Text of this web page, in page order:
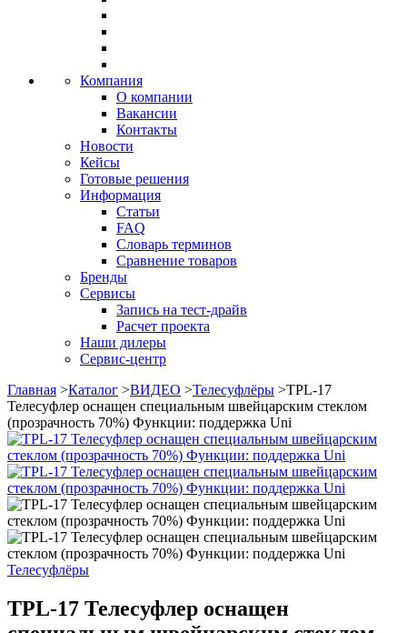
Компания
О компании
Вакансии
Контакты
Новости
Кейсы
Готовые решения
Информация
Статьи
FAQ
Словарь терминов
Сравнение товаров
Бренды
Сервисы
Запись на тест-драйв
Расчет проекта
Наши дилеры
Сервис-центр
Главная >Каталог >ВИДЕО >Телесуфлёры >TPL-17
Телесуфлер оснащен специальным швейцарским стеклом
(прозрачность 70%) Функции: поддержка Uni
Телесуфлёры
TPL-17 Телесуфлер оснащен